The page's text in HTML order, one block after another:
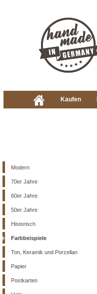
Kaufen
Modern
70er Jahre
60er Jahre
50er Jahre
Historisch
Farbbeispiele
Ton, Keramik und Porzellan
Papier
Postkarten